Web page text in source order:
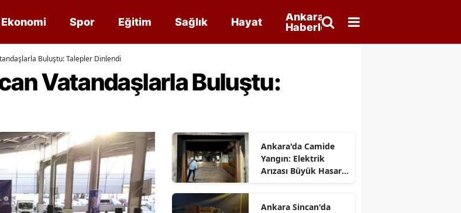
Ekonomi Spor Eğitim Sağlık Hayat
Ankara
Haberleri
Buluştu: Talepler Dinlendi
Vatandaşlarla Buluştu:
Ankara'da Camide
Yangın: Elektrik
Arızası Büyük Hasara
Ankara Sincan'da